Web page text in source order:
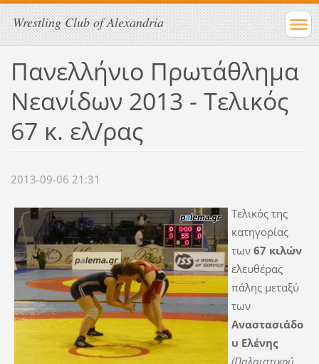
Wrestling Club of Alexandria
Πανελλήνιο Πρωτάθλημα
Νεανίδων 2013 - Τελικός
67 κ. ελ/ρας
2013-09-06 21:31
Τελικός της
κατηγορίας
των 67 κιλών
ελευθέρας
πάλης μεταξύ
των
Αναστασιάδο
υ Ελένης